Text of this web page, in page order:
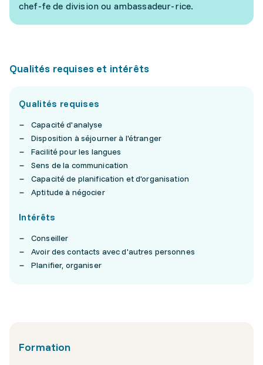
chef-fe de division ou ambassadeur-rice.
Qualités requises et intérêts
Qualités requises
Capacité d'analyse
Disposition à séjourner à l'étranger
Facilité pour les langues
Sens de la communication
Capacité de planification et d'organisation
Aptitude à négocier
Intérêts
Conseiller
Avoir des contacts avec d'autres personnes
Planifier, organiser
Formation